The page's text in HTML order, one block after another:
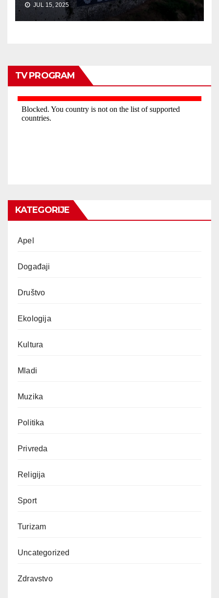
JUL 15, 2025
TV PROGRAM
KATEGORIJE
Apel
Događaji
Društvo
Ekologija
Kultura
Mladi
Muzika
Politika
Privreda
Religija
Sport
Turizam
Uncategorized
Zdravstvo